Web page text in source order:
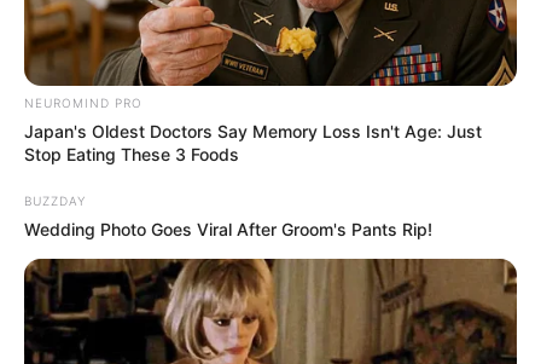
NEUROMIND PRO
Japan's Oldest Doctors Say Memory Loss Isn't Age: Just
Stop Eating These 3 Foods
BUZZDAY
Wedding Photo Goes Viral After Groom's Pants Rip!